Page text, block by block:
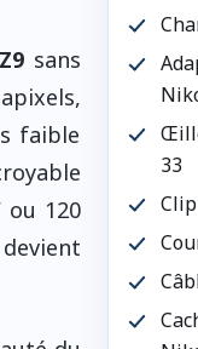
sans
faible
ou 120
33